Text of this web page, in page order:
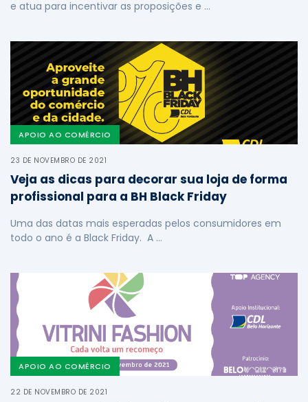
e atua para incentivar as proposições e …
APOIO AO COMÉRCIO
23 DE NOVEMBRO DE 2021
Veja as dicas para decorar sua loja de forma
profissional para a BH Black Friday
Uma das datas mais esperadas pelos consumidores em
todo o ano é a Black Friday. A …
APOIO AO COMÉRCIO
22 DE NOVEMBRO DE 2021